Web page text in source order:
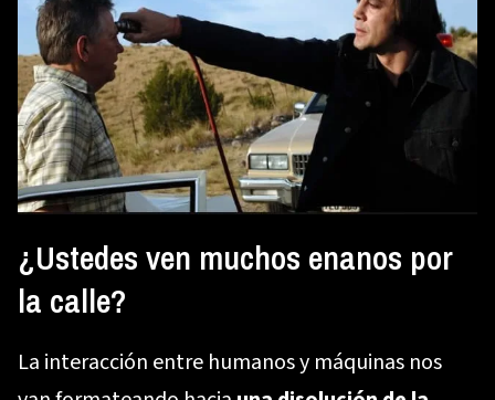
¿Ustedes ven muchos enanos por
la calle?
La interacción entre humanos y máquinas nos